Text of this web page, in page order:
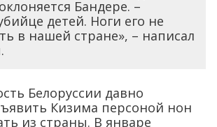
Бандере. –
детей. Ноги его не
в нашей стране», – написал
Белоруссии давно
Кизима персоной нон
из страны. В январе